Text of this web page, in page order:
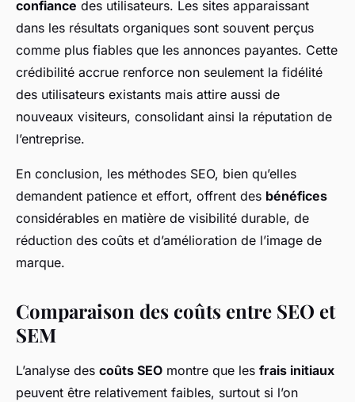
confiance des utilisateurs. Les sites apparaissant
dans les résultats organiques sont souvent perçus
comme plus fiables que les annonces payantes. Cette
crédibilité accrue renforce non seulement la fidélité
des utilisateurs existants mais attire aussi de
nouveaux visiteurs, consolidant ainsi la réputation de
l’entreprise.
En conclusion, les méthodes SEO, bien qu’elles
demandent patience et effort, offrent des bénéfices
considérables en matière de visibilité durable, de
réduction des coûts et d’amélioration de l’image de
marque.
Comparaison des coûts entre SEO et
SEM
L’analyse des coûts SEO montre que les frais initiaux
peuvent être relativement faibles, surtout si l’on